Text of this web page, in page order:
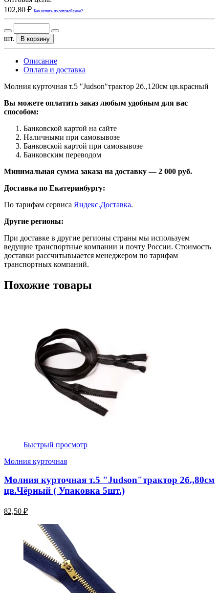
102,80 ₽ Как купить по оптовой цене?
шт. В корзину
Описание
Оплата и доставка
Молния курточная т.5 "Judson"трактор 2б.,120см цв.красный
Вы можете оплатить заказ любым удобным для вас
способом:
Банковской картой на сайте
Наличными при самовывозе
Банковской картой при самовывозе
Банковским переводом
Минимальная сумма заказа на доставку — 2 000 руб.
Доставка по Екатеринбургу:
По тарифам сервиса Яндекс.Доставка.
Другие регионы:
При доставке в другие регионы страны мы используем
ведущие транспортные компании и почту России. Стоимость
доставки рассчитывыается менеджером по тарифам
транспортных компаний.
Похожие товары
Быстрый просмотр
Молния курточная
Молния курточная т.5 "Judson"трактор 2б.,80см
цв.Чёрный ( Упаковка 5шт.)
82,50 ₽